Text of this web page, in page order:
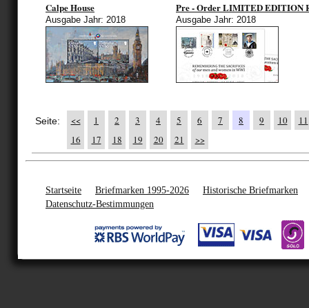
Calpe House
Ausgabe Jahr: 2018
Pre - Order LIMITED EDITION
Ausgabe Jahr: 2018
Seite: << 1 2 3 4 5 6 7 8 9 10
11
16
17 18 19 20 21 >>
Startseite Briefmarken 1995-2026
Historische Briefmarken
Datenschutz-Bestimmungen